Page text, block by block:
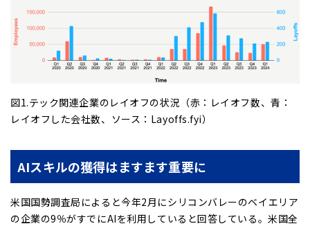
図1.テック関連企業のレイオフの状況（赤：レイオフ数、青：
レイオフした会社数、ソース：Layoffs.fyi）
AIスキルの獲得はますます重要に
米国国勢調査局によると今年2月にシリコンバレーのベイエリア
の企業の9％がすでにAIを利用していると回答している。米国全